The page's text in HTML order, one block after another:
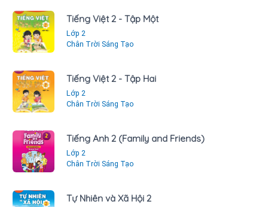
Tiếng Việt 2 - Tập Một
Lớp 2
Chân Trời Sáng Tạo
Tiếng Việt 2 - Tập Hai
Lớp 2
Chân Trời Sáng Tạo
Tiếng Anh 2 (Family and Friends)
Lớp 2
Chân Trời Sáng Tạo
Tự Nhiên và Xã Hội 2